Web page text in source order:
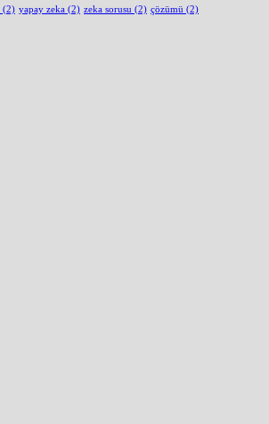
(2) yapay zeka (2) zeka sorusu (2) çözümü (2)